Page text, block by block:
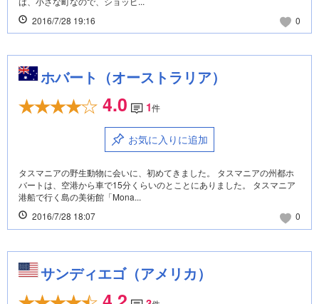
2016/7/28 19:16
0
ホバート（オーストラリア）
4.0 1件
お気に入りに追加
タスマニアの野生動物に会いに、初めてきました。 タスマニアの州都ホ
バートは、空港から車で15分くらいのとことにありました。 タスマニア
港船で行く島の美術館「Mona...
2016/7/28 18:07
0
サンディエゴ（アメリカ）